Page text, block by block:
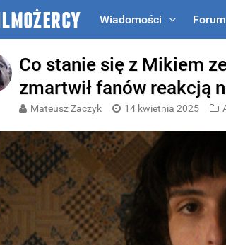
Wiadomości Forum
Co stanie się z Mikiem
zmartwił fanów reakcją
Mateusz Zaczyk 14 kwietnia 2025